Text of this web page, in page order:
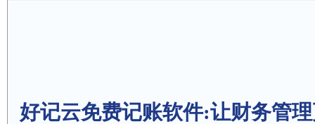
好记云免费记账软件:让财务管